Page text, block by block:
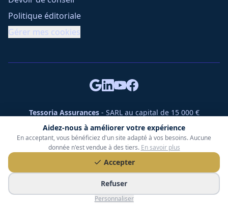
Aidez-nous à améliorer votre expérience
En acceptant, vous bénéficiez d'un site adapté à vos besoins. Aucune
donnée n'est vendue à des tiers. En savoir plus
Accepter
Refuser
Personnaliser
Politique éditoriale
Gérer mes cookies
Tessoria Assurances- SARL au capital de 15 000 €
ORIAS n° 25007309 - RCS 990 206 179 - Membre du réseau
360 Courtage
RC Pro : Klarity - Contrat n° CCOUK000785
49 chemin des Gardettes Sine, 06570 Saint-Paul-de-Vence
© Tessoria Assurances. Tous droits réservés.